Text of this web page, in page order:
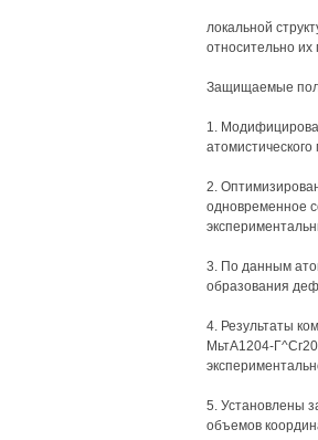
локальной
относительно их
Защищаемые
1.
2.
одновременное
3. По данным
образования
4. Результаты
МьтА1204-
5. Установлены
объемов